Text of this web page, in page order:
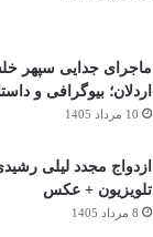
ماجرای جدایی سپهر
اردلان؛ بیوگرافی و
10 مرداد 1405
ازدواج مجدد لیلی
تلویزیون + عکس
8 مرداد 1405